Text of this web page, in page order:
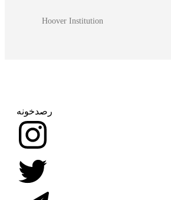
Hoover Institution
رصدخونه